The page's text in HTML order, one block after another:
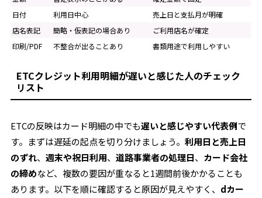
日付
利用日中心
売上日と支払月が明確
店名表記
簡略・仮表記の場合あり
ご利用店名が確定
印刷/PDF
不整合が出ることあり 書類用途で利用しやすい
ETCクレジット利用明細が遅いと感じた人のチェック
リスト
ETCの反映はカード明細の中でも遅いと感じやすい代表例で
す。まずは遅延の起点を切り分けましょう。利用日と売上日
のずれ、週末や祝日利用、道路事業者の処理日、 カード会社
の締めなど、複数の要因が重なると1週間前後かかることも
あります。以下を順に確認すると原因が見えやすく、 dカー